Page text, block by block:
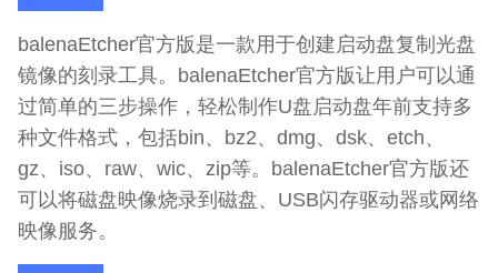
balenaEtcher官方版是一款用于创建启动盘复制光盘
镜像的刻录工具。balenaEtcher官方版让用户可以通
过简单的三步操作，轻松制作U盘启动盘年前支持多
种文件格式，包括bin、bz2、dmg、dsk、etch、
gz、iso、raw、wic、zip等。balenaEtcher官方版还
可以将磁盘映像烧录到磁盘、USB闪存驱动器或网络
映像服务。